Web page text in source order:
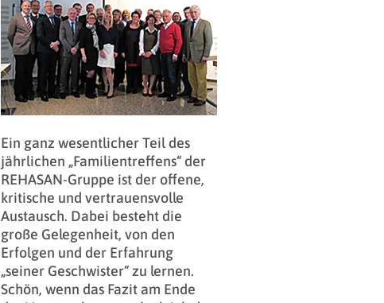
Ein ganz wesentlicher Teil des
jährlichen „Familientreffens“ der
REHASAN-Gruppe ist der offene,
kritische und vertrauensvolle
Austausch. Dabei besteht die
große Gelegenheit, von den
Erfolgen und der Erfahrung
„seiner Geschwister“ zu lernen.
Schön, wenn das Fazit am Ende